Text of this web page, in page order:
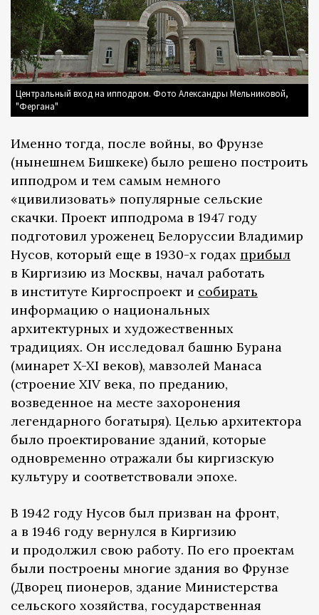
Центральный вход на ипподром. Фото Александры Мельниковой,
"Фергана"
Именно тогда, после войны, во Фрунзе
(нынешнем Бишкеке) было решено построить
ипподром и тем самым немного
«цивилизовать» популярные сельские
скачки. Проект ипподрома в 1947 году
подготовил уроженец Белоруссии Владимир
Нусов, который еще в 1930-х годах прибыл
в Киргизию из Москвы, начал работать
в институте Киргоспроект и собирать
информацию о национальных
архитектурных и художественных
традициях. Он исследовал башню Бурана
(минарет X-XI веков), мавзолей Манаса
(строение XIV века, по преданию,
возведенное на месте захоронения
легендарного богатыря). Целью архитектора
было проектирование зданий, которые
одновременно отражали бы киргизскую
культуру и соответствовали эпохе.
В 1942 году Нусов был призван на фронт,
а в 1946 году вернулся в Киргизию
и продолжил свою работу. По его проектам
были построены многие здания во Фрунзе
(Дворец пионеров, здание Министерства
сельского хозяйства, государственная